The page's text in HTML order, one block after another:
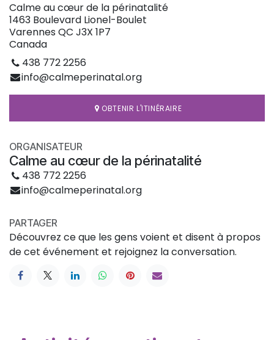
Calme au cœur de la périnatalité
1463 Boulevard Lionel-Boulet
Varennes QC J3X 1P7
Canada
438 772 2256
info@calmeperinatal.org
OBTENIR L'ITINÉRAIRE
ORGANISATEUR
Calme au cœur de la périnatalité
438 772 2256
info@calmeperinatal.org
PARTAGER
Découvrez ce que les gens voient et disent à propos
de cet événement et rejoignez la conversation.